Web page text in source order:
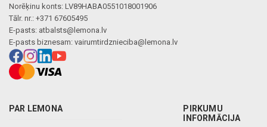
Norēķinu konts: LV89HABA0551018001906
Tālr. nr.: +371 67605495
E-pasts: atbalsts@lemona.lv
E-pasts biznesam: vairumtirdznieciba@lemona.lv
PAR LEMONA
PIRKUMU
INFORMĀCIJA